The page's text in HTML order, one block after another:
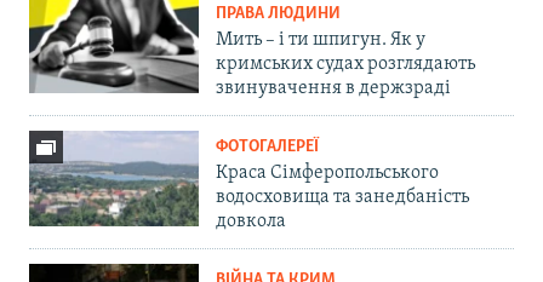
ПРАВА ЛЮДИНИ
Мить – і ти шпигун. Як у
кримських судах розглядають
звинувачення в держзраді
ФОТОГАЛЕРЕЇ
Краса Сімферопольського
водосховища та занедбаність
довкола